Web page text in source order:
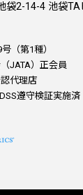
袋2-14-4 池袋TA
（第1種）
JATA）正会員
代理店
遵守検証実施済